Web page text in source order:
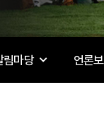
림마당 언론